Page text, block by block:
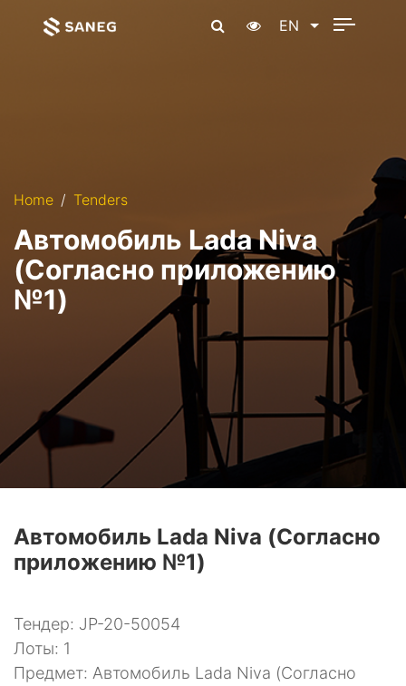
EN
Home Tenders
Автомобиль Lada Niva
(Согласно приложению
№1)
Автомобиль Lada Niva (Согласно
приложению №1)
Тендер: JP-20-50054
Лоты: 1
Предмет: Автомобиль Lada Niva (Согласно